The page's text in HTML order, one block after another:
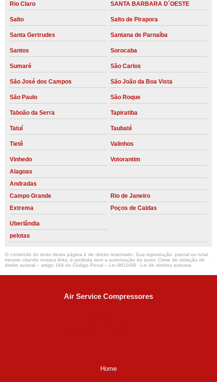
Rio Claro SANTA BARBARA D´OESTE
Salto Salto de Pirapora
Santa Gertrudes Santana de Parnaíba
Santos Sorocaba
Sumaré São Carlos
São José dos Campos São João da Boa Vista
São Paulo São Roque
Taboão da Serra Tapiratiba
Tatuí Taubaté
Tietê Valinhos
Vinhedo
Votorantim
Alagoas
Andradas
Campo Grande
Rio de Janeiro
Extrema
Poços de Caldas
Uberlândia
pelotas
O conteúdo do texto desta página é de direito reservado. Sua reprodução, parcial ou total,
mesmo citando nossos links, é proibida sem a autorização do autor. Crime de violação de
direito autoral – artigo 184 do Código Penal – Lei 9610/98 - Lei de direitos autorais.
Air Service Compressores
Home